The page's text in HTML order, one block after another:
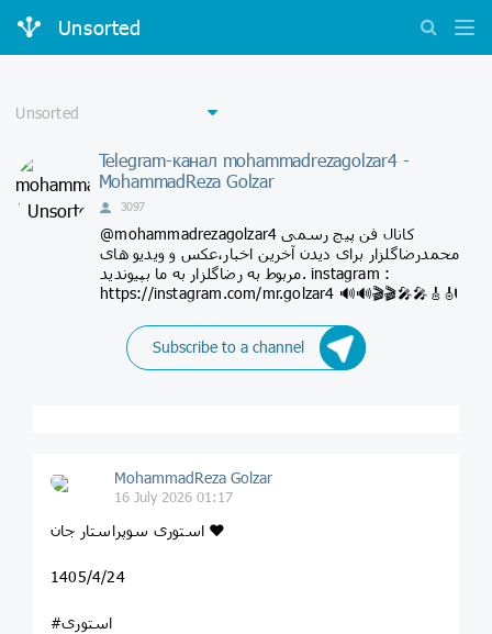
Unsorted
Telegram-канал mohammadrezagolzar4 -
MohammadReza Golzar
3097
@mohammadrezagolzar4 کانال فن پیج رسمی
محمدرضاگلزار برای دیدن آخرین اخبار،عکس و ویدیو های
مربوط به رضاگلزار به ما بپیوندید. instagram :
https://instagram.com/mr.golzar4 🔊🔊🎬🎬🎤🎤🎸🎻
Subscribe to a channel
MohammadReza Golzar
16 July 2026 01:17
استوری سوپراستار جان ❤️
1405/4/24
#استوری